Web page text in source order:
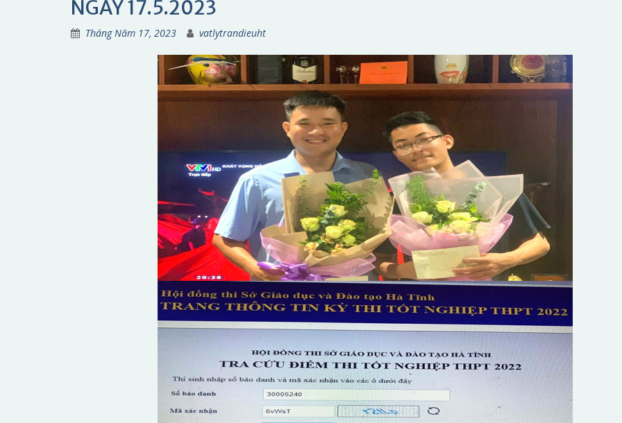
NGÀY 17.5.2023
Tháng Năm 17, 2023 vatlytrandieuht